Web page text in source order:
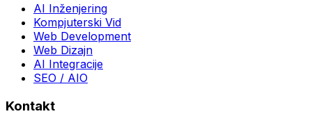
AI Inženjering
Kompjuterski Vid
Web Development
Web Dizajn
AI Integracije
SEO / AIO
Kontakt